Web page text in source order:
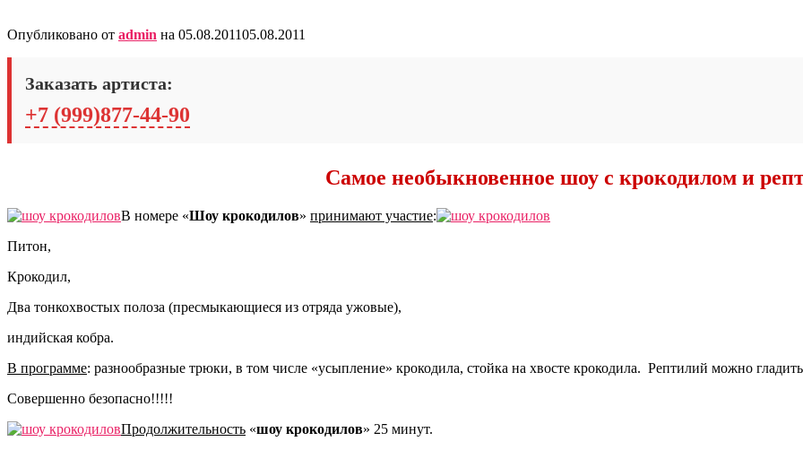
Опубликовано от admin на 05.08.201105.08.2011
Заказать артиста:
+7 (999)877-44-90
Самое необыкновенное шоу с крокодилом и
В номере «Шоу крокодилов» принимают участие:
Питон,
Крокодил,
Два тонкохвостых полоза (пресмыкающиеся из отряда ужовые),
индийская кобра.
В программе: разнообразные трюки, в том числе «усыпление» крокодила, стойка на хвосте крокодила. Рептилий можно
Совершенно безопасно!!!!!
Продолжительность «шоу крокодилов» 25 минут.